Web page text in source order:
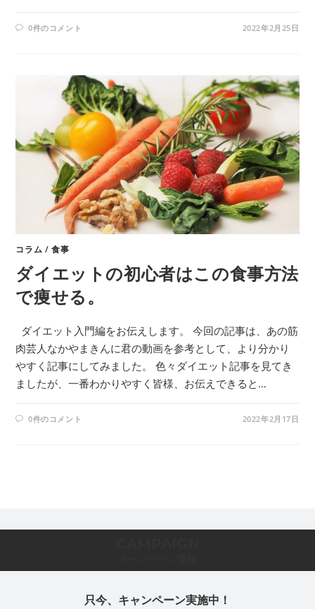
0件のコメント 2022年2月25日
コラム /食事
ダイエットの初心者はこの食事方法
で痩せる。
ダイエット入門編をお伝えします。 今回の記事は、あの筋
肉芸人なかやまきんに君の動画を参考として、より分かり
やすく記事にしてみました。 色々ダイエット記事を見てき
ましたが、一番わかりやすく皆様、お伝えできると…
0件のコメント 2022年2月17日
只今、キャンペーン実施中！